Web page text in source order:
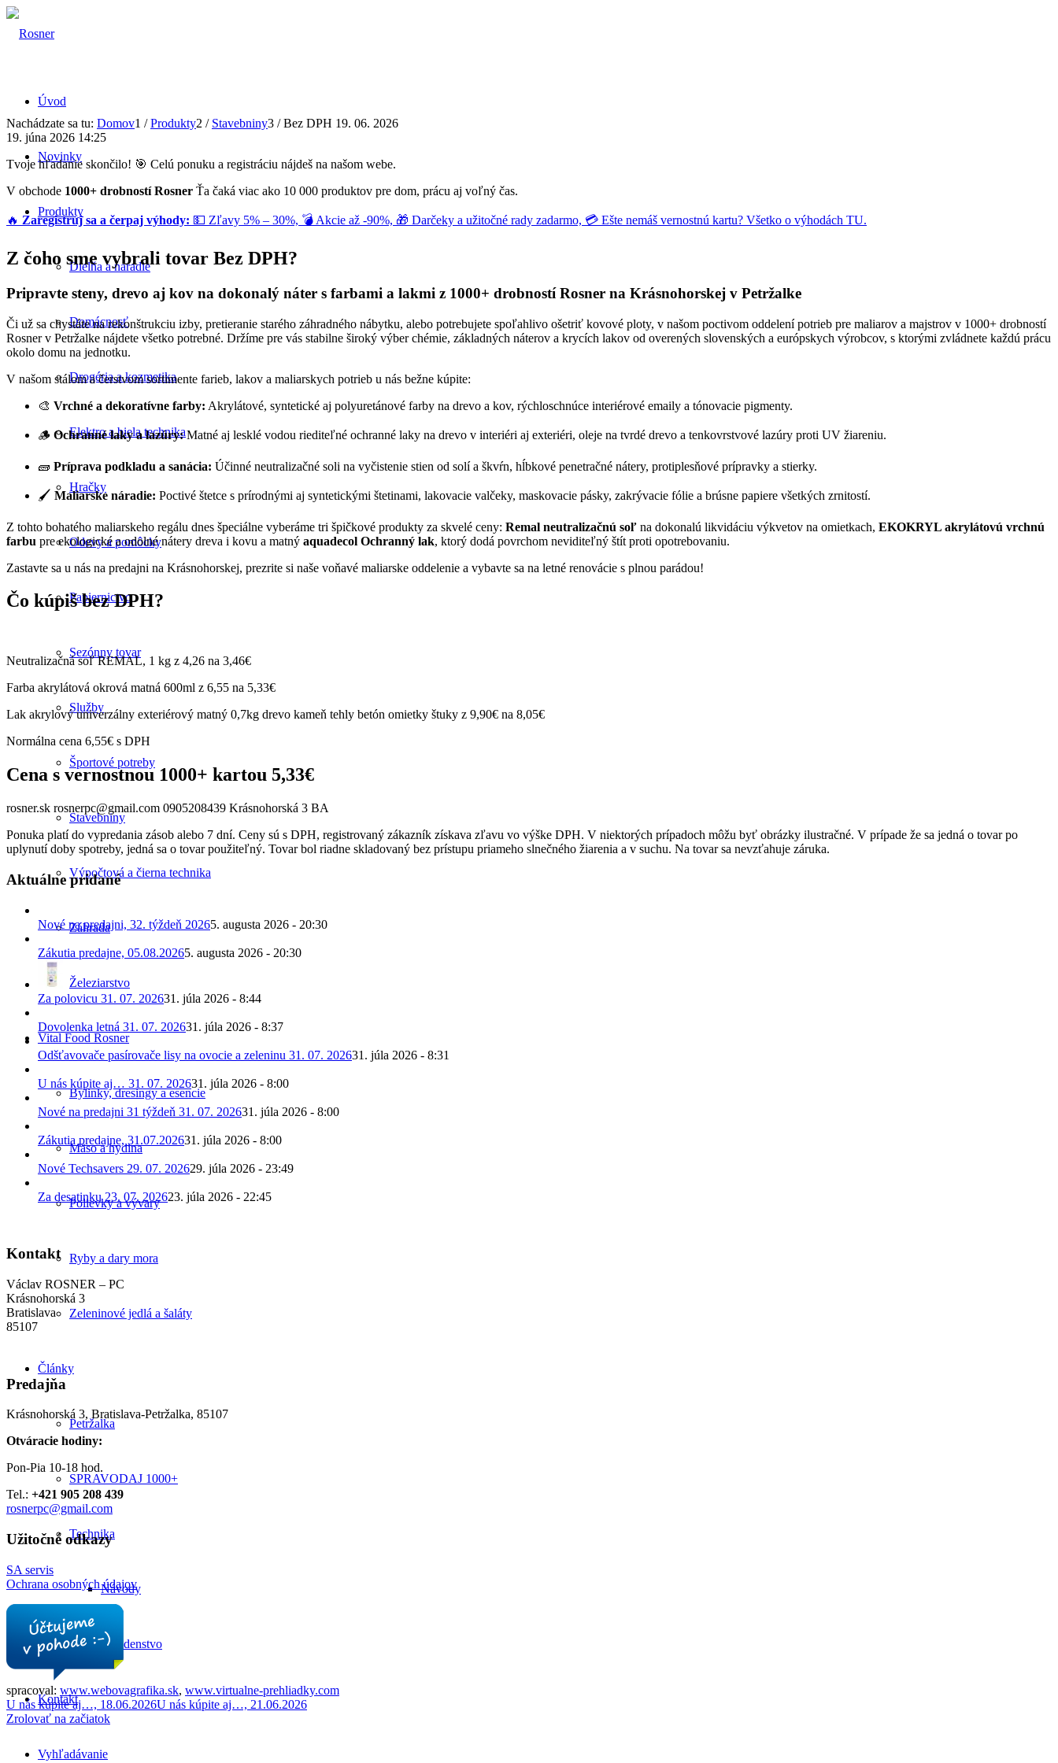
Úvod
Novinky
Produkty
Dielňa a náradie
Domácnosť
Drogéria a kozmetika
Elektro a biela technika
Hračky
Odevy a pomôcky
Papiernictvo
Sezónny tovar
Služby
Športové potreby
Stavebniny
Výpočtová a čierna technika
Záhrada
Železiarstvo
Vital Food Rosner
Bylinky, dresingy a esencie
Mäso a hydina
Polievky a vývary
Ryby a dary mora
Zeleninové jedlá a šaláty
Články
Petržalka
SPRAVODAJ 1000+
Technika
Návody
Poradenstvo
Kontakt
Vyhľadávanie
Nachádzate sa tu: Domov1 / Produkty2 / Stavebniny3 / Bez DPH 19. 06. 2026
19. júna 2026 14:25
Tvoje hľadanie skončilo! 🎯 Celú ponuku a registráciu nájdeš na našom webe.
V obchode 1000+ drobností Rosner Ťa čaká viac ako 10 000 produktov pre dom, prácu aj voľný čas.
🔥 Zaregistruj sa a čerpaj výhody: 💵 Zľavy 5% – 30%, 💣 Akcie až -90%, 🎁 Darčeky a užitočné rady zadarmo, 💳 Ešte nemáš vernostnú kartu? Všetko o výhodách TU.
Z čoho sme vybrali tovar Bez DPH?
Pripravte steny, drevo aj kov na dokonalý náter s farbami a lakmi z 1000+ drobností Rosner na Krásnohorskej v Petržalke
Či už sa chystáte na rekonštrukciu izby, pretieranie starého záhradného nábytku, alebo potrebujete spoľahlivo ošetriť kovové ploty, v našom poctivom oddelení potrieb pre maliarov a majstrov v 1000+ drobností
Rosner v Petržalke nájdete všetko potrebné. Držíme pre vás stabilne široký výber chémie, základných náterov a krycích lakov od overených slovenských a európskych výrobcov, s ktorými zvládnete každú prácu
okolo domu na jednotku.
V našom stálom a čerstvom sortimente farieb, lakov a maliarskych potrieb u nás bežne kúpite:
🎨 Vrchné a dekoratívne farby: Akrylátové, syntetické aj polyuretánové farby na drevo a kov, rýchloschnúce interiérové emaily a tónovacie pigmenty.
🪵 Ochranné laky a lazúry:Matné aj lesklé vodou riediteľné ochranné laky na drevo v interiéri aj exteriéri, oleje na tvrdé drevo a tenkovrstvové lazúry proti UV žiareniu.
🧱 Príprava podkladu a sanácia: Účinné neutralizačné soli na vyčistenie stien od solí a škvŕn, hĺbkové penetračné nátery, protiplesňové prípravky a stierky.
🖌️ Maliarske náradie: Poctivé štetce s prírodnými aj syntetickými štetinami, lakovacie valčeky, maskovacie pásky, zakrývacie fólie a brúsne papiere všetkých zrnitostí.
Z tohto bohatého maliarskeho regálu dnes špeciálne vyberáme tri špičkové produkty za skvelé ceny: Remal neutralizačnú soľ na dokonalú likvidáciu výkvetov na omietkach, EKOKRYL akrylátovú vrchnú
farbu pre ekologické a odolné nátery dreva i kovu a matný aquadecol Ochranný lak, ktorý dodá povrchom neviditeľný štít proti opotrebovaniu.
Zastavte sa u nás na predajni na Krásnohorskej, prezrite si naše voňavé maliarske oddelenie a vybavte sa na letné renovácie s plnou parádou!
Čo kúpiš bez DPH?
Neutralizačná soľ REMAL, 1 kg z 4,26 na 3,46€
Farba akrylátová okrová matná 600ml z 6,55 na 5,33€
Lak akrylový univerzálny exteriérový matný 0,7kg drevo kameň tehly betón omietky štuky z 9,90€ na 8,05€
Normálna cena 6,55€ s DPH
Cena s vernostnou 1000+ kartou 5,33€
rosner.sk rosnerpc@gmail.com 0905208439 Krásnohorská 3 BA
Ponuka platí do vypredania zásob alebo 7 dní. Ceny sú s DPH, registrovaný zákazník získava zľavu vo výške DPH. V niektorých prípadoch môžu byť obrázky ilustračné. V prípade že sa jedná o tovar po
uplynutí doby spotreby, jedná sa o tovar použiteľný. Tovar bol riadne skladovaný bez prístupu priameho slnečného žiarenia a v suchu. Na tovar sa nevzťahuje záruka.
Aktuálne pridané
Nové na predajni, 32. týždeň 20265. augusta 2026 - 20:30
Zákutia predajne, 05.08.20265. augusta 2026 - 20:30
Za polovicu 31. 07. 202631. júla 2026 - 8:44
Dovolenka letná 31. 07. 202631. júla 2026 - 8:37
Odšťavovače pasírovače lisy na ovocie a zeleninu 31. 07. 202631. júla 2026 - 8:31
U nás kúpite aj… 31. 07. 202631. júla 2026 - 8:00
Nové na predajni 31 týždeň 31. 07. 202631. júla 2026 - 8:00
Zákutia predajne, 31.07.202631. júla 2026 - 8:00
Nové Techsavers 29. 07. 202629. júla 2026 - 23:49
Za desatinku 23. 07. 202623. júla 2026 - 22:45
Kontakt
Václav ROSNER – PC
Krásnohorská 3
Bratislava
85107
Predajňa
Krásnohorská 3, Bratislava-Petržalka, 85107
Otváracie hodiny:
Pon-Pia 10-18 hod.
Tel.: +421 905 208 439
rosnerpc@gmail.com
Užitočné odkazy
SA servis
Ochrana osobných údajov
spracoval: www.webovagrafika.sk, www.virtualne-prehliadky.com
U nás kúpite aj…, 18.06.2026U nás kúpite aj…, 21.06.2026
Zrolovať na začiatok